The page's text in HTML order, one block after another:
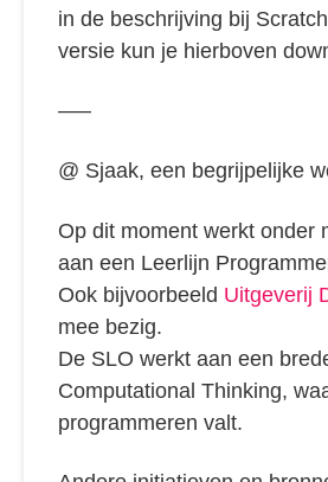
in de beschrijving bij
versie kun je hierboven
—–
@ Sjaak, een begrijpelijke
Op dit moment werkt onder
aan een Leerlijn
Ook bijvoorbeeld Uitgeverij
mee bezig.
De SLO werkt aan een
Computational Thinking,
programmeren valt.